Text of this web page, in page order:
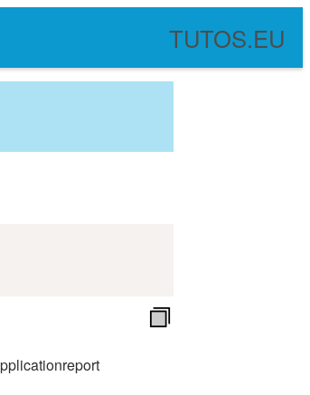
TUTOS.EU